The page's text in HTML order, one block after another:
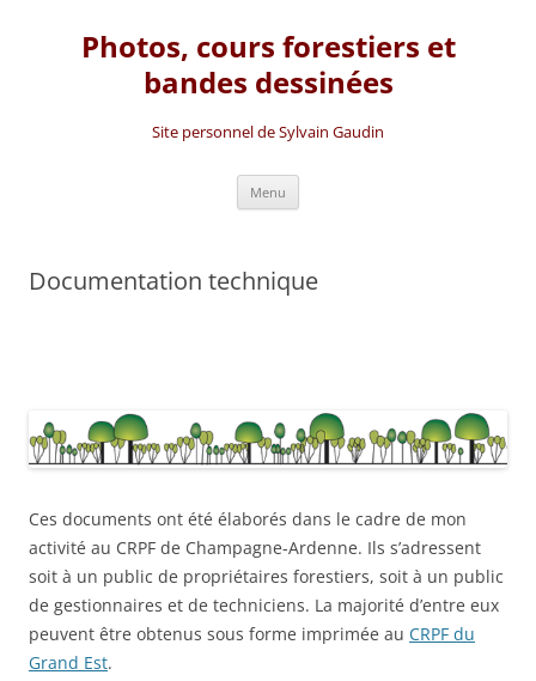
Photos, cours forestiers et
bandes dessinées
Site personnel de Sylvain Gaudin
Menu
Documentation technique
Ces documents ont été élaborés dans le cadre de mon
activité au CRPF de Champagne-Ardenne. Ils s’adressent
soit à un public de propriétaires forestiers, soit à un public
de gestionnaires et de techniciens. La majorité d’entre eux
peuvent être obtenus sous forme imprimée au CRPF du
Grand Est.